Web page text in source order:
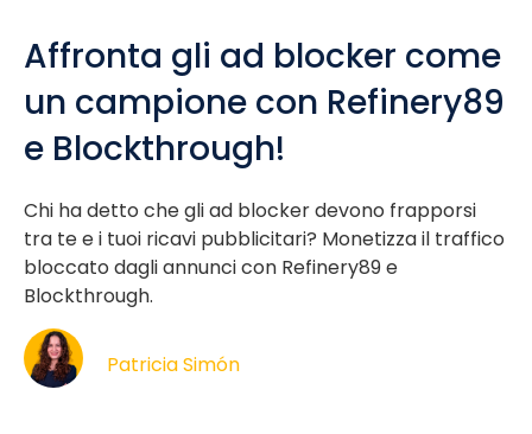
Affronta gli ad blocker come
un campione con Refinery89
e Blockthrough!
Chi ha detto che gli ad blocker devono frapporsi
tra te e i tuoi ricavi pubblicitari? Monetizza il traffico
bloccato dagli annunci con Refinery89 e
Blockthrough.
Patricia Simón